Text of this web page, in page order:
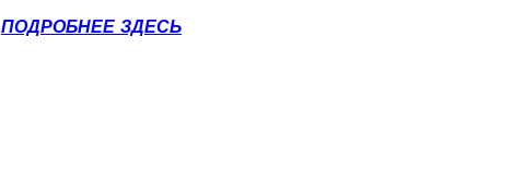
ПОДРОБНЕЕ ЗДЕСЬ